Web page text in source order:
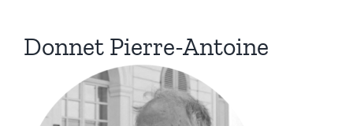
Donnet Pierre-Antoine